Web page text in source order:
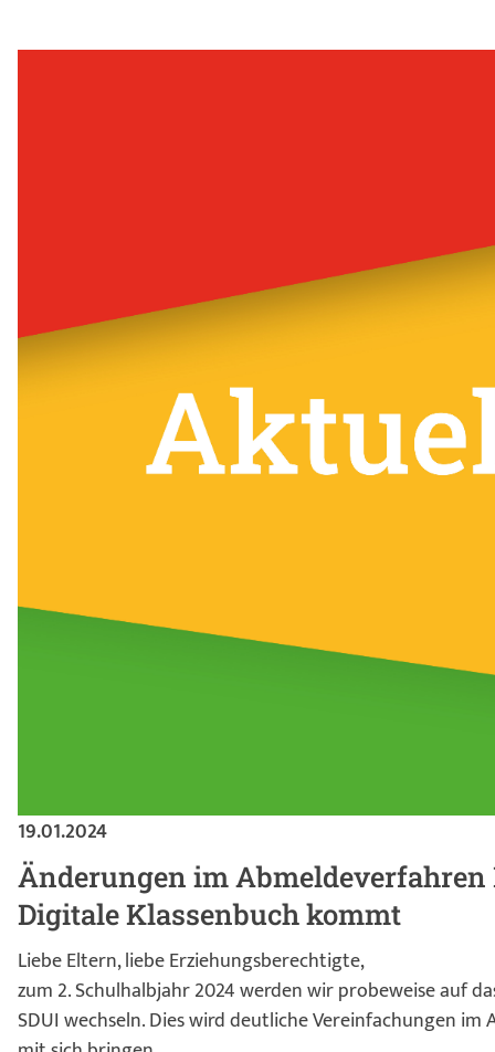
19.01.2024
Änderungen im
Digitale Klassenbuch kommt
Liebe Eltern, liebe Erziehungsberechtigte,
zum 2. Schulhalbjahr 2024 werden wir probeweise auf
SDUI wechseln. Dies wird deutliche Vereinfachungen